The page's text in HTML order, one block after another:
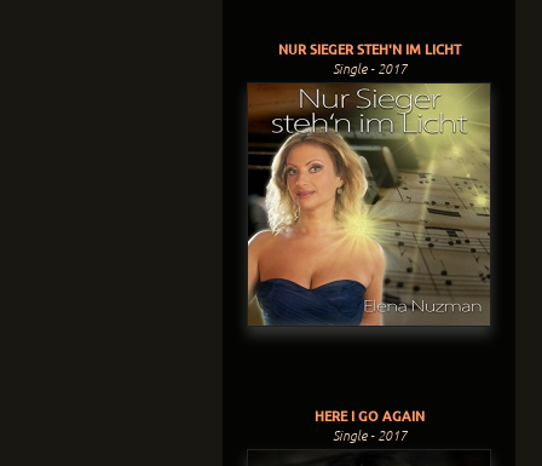
NUR SIEGER STEH'N IM LICHT
Single - 2017
HERE I GO AGAIN
Single - 2017